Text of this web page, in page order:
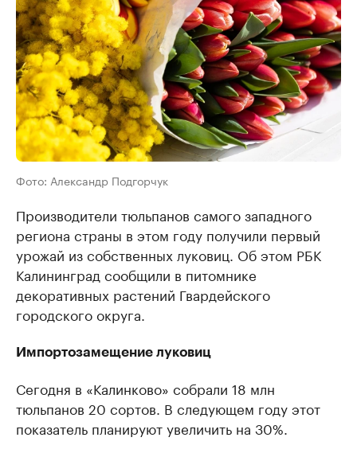
Фото: Александр Подгорчук
Производители тюльпанов самого западного
региона страны в этом году получили первый
урожай из собственных луковиц. Об этом РБК
Калининград сообщили в питомнике
декоративных растений Гвардейского
городского округа.
Импортозамещение луковиц
Сегодня в «Калинково» собрали 18 млн
тюльпанов 20 сортов. В следующем году этот
показатель планируют увеличить на 30%.